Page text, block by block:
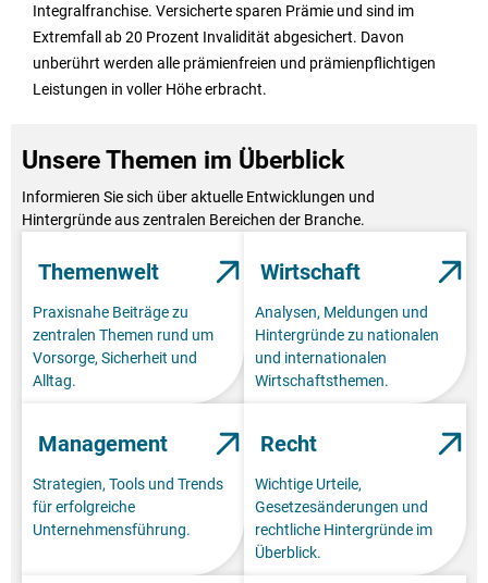
Integralfranchise. Versicherte sparen Prämie und sind im
Extremfall ab 20 Prozent Invalidität abgesichert. Davon
unberührt werden alle prämienfreien und prämienpflichtigen
Leistungen in voller Höhe erbracht.
Unsere Themen im Überblick
Informieren Sie sich über aktuelle Entwicklungen und
Hintergründe aus zentralen Bereichen der Branche.
Themenwelt
Praxisnahe Beiträge zu
zentralen Themen rund um
Vorsorge, Sicherheit und
Alltag.
Wirtschaft
Analysen, Meldungen und
Hintergründe zu nationalen
und internationalen
Wirtschaftsthemen.
Management
Strategien, Tools und Trends
für erfolgreiche
Unternehmensführung.
Recht
Wichtige Urteile,
Gesetzesänderungen und
rechtliche Hintergründe im
Überblick.